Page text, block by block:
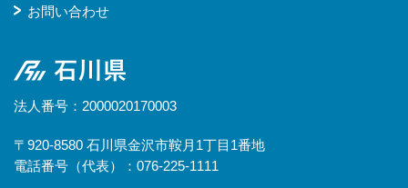
お問い合わせ
石川県
法人番号：2000020170003
〒920-8580 石川県金沢市鞍月1丁目1番地
電話番号（代表）：076-225-1111